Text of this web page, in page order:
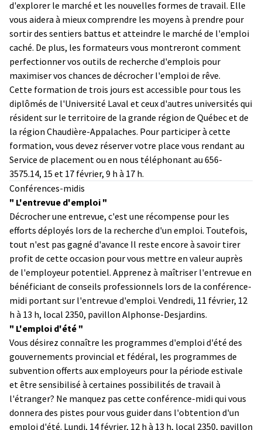
d'explorer le marché et les nouvelles formes de travail. Elle
vous aidera à mieux comprendre les moyens à prendre pour
sortir des sentiers battus et atteindre le marché de l'emploi
caché. De plus, les formateurs vous montreront comment
perfectionner vos outils de recherche d'emplois pour
maximiser vos chances de décrocher l'emploi de rêve.
Cette formation de trois jours est accessible pour tous les
diplômés de l'Université Laval et ceux d'autres universités qui
résident sur le territoire de la grande région de Québec et de
la région Chaudière-Appalaches. Pour participer à cette
formation, vous devez réserver votre place vous rendant au
Service de placement ou en nous téléphonant au 656-
3575.14, 15 et 17 février, 9 h à 17 h.
Conférences-midis
" L'entrevue d'emploi "
Décrocher une entrevue, c'est une récompense pour les
efforts déployés lors de la recherche d'un emploi. Toutefois,
tout n'est pas gagné d'avance Il reste encore à savoir tirer
profit de cette occasion pour vous mettre en valeur auprès
de l'employeur potentiel. Apprenez à maîtriser l'entrevue en
bénéficiant de conseils professionnels lors de la conférence-
midi portant sur l'entrevue d'emploi. Vendredi, 11 février, 12
h à 13 h, local 2350, pavillon Alphonse-Desjardins.
" L'emploi d'été "
Vous désirez connaître les programmes d'emploi d'été des
gouvernements provincial et fédéral, les programmes de
subvention offerts aux employeurs pour la période estivale
et être sensibilisé à certaines possibilités de travail à
l'étranger? Ne manquez pas cette conférence-midi qui vous
donnera des pistes pour vous guider dans l'obtention d'un
emploi d'été. Lundi, 14 février, 12 h à 13 h, local 2350, pavillon